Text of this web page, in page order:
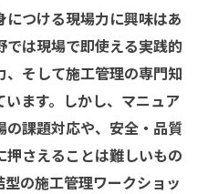
つける現場力に興味はあ
では現場で即使える実践的
そして施工管理の専門知
ます。しかし、マニュア
課題対応や、安全・品質
さえることは難しいもの
の施工管理ワークショッ